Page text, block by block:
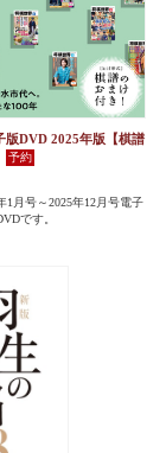
版DVD 2025年版【棋譜
1月号～2025年12月号電子
です。